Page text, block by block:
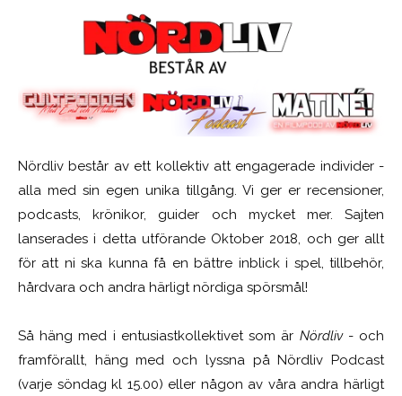
Nördliv består av ett kollektiv att engagerade individer -
alla med sin egen unika tillgång. Vi ger er recensioner,
podcasts, krönikor, guider och mycket mer. Sajten
lanserades i detta utförande Oktober 2018, och ger allt
för att ni ska kunna få en bättre inblick i spel, tillbehör,
hårdvara och andra härligt nördiga spörsmål!
Så häng med i entusiastkollektivet som är Nördliv- och
framförallt, häng med och lyssna på Nördliv Podcast
(varje söndag kl 15.00) eller någon av våra andra härligt